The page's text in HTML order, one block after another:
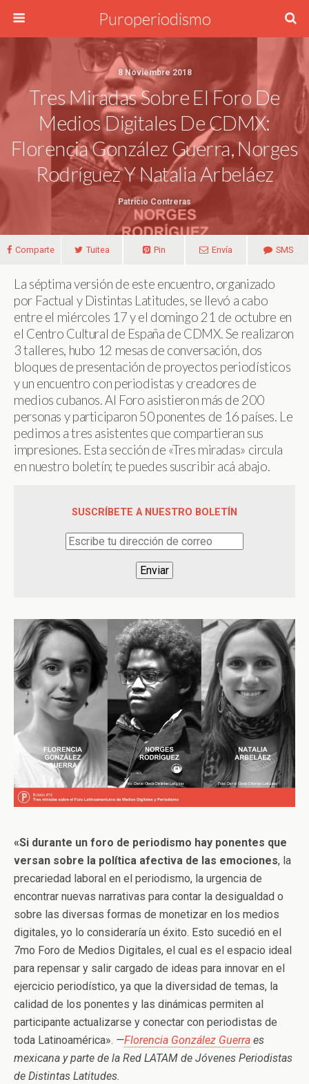
Puroperiodismo
8 Noviembre 2018
Tres Miradas Sobre El Foro De
Medios Digitales De CDMX:
Florencia González Guerra, Norges
Rodríguez Y Natalia Arbeláez
Patricio Contreras
Comparte Tuitea Pin Envía SMS
La séptima versión de este encuentro, organizado
por Factual y Distintas Latitudes, se llevó a cabo
entre el miércoles 17 y el domingo 21 de octubre en
el Centro Cultural de España de CDMX. Se realizaron
3 talleres, hubo 12 mesas de conversación, dos
bloques de presentación de proyectos periodísticos
y un encuentro con periodistas y creadores de
medios cubanos. Al Foro asistieron más de 200
personas y participaron 50 ponentes de 16 países. Le
pedimos a tres asistentes que compartieran sus
impresiones. Esta sección de «Tres miradas» circula
en nuestro boletín; te puedes suscribir acá abajo.​
SUSCRÍBETE A NUESTRO BOLETÍN
«Si durante un foro de periodismo hay ponentes que
versan sobre la política afectiva de las emociones, la
precariedad laboral en el periodismo, la urgencia de
encontrar nuevas narrativas para contar la desigualdad o
sobre las diversas formas de monetizar en los medios
digitales, yo lo consideraría un éxito. Esto sucedió en el
7mo Foro de Medios Digitales, el cual es el espacio ideal
para repensar y salir cargado de ideas para innovar en el
ejercicio periodístico, ya que la diversidad de temas, la
calidad de los ponentes y las dinámicas permiten al
participante actualizarse y conectar con periodistas de
toda Latinoamérica». —Florencia González Guerra es
mexicana y parte de la Red LATAM de Jóvenes Periodistas
de Distintas Latitudes.